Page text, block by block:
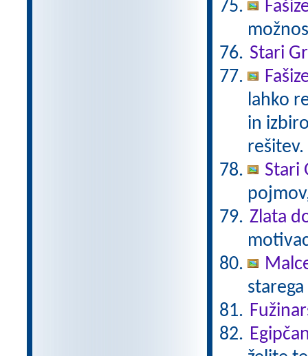
Stari
lahko
in
rešitev.
Stari
Zlata